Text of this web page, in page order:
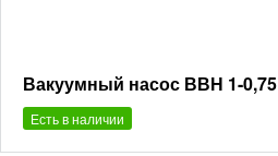
Вакуумный насос ВВН 1-0,75
Есть в наличии